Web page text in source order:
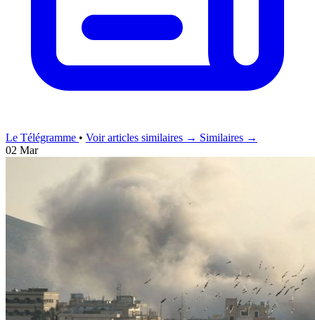
Le Télégramme • Voir articles similaires → Similaires →
02 Mar